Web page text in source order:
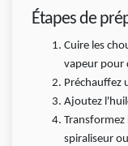
Étapes de
Cuire les
vapeur pour
Préchauffez
Ajoutez
Transformez
spiraliseur